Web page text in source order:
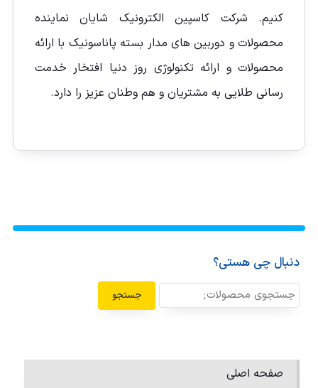
کنیم. شرکت کاسپین الکترونیک شایان نماینده
محصولات و دوربین های مدار بسته پاناسونیک با ارائه
محصولات و ارائه تکنولوژی روز دنیا افتخار خدمت
رسانی طلایی به مشتریان و هم وطنان عزیز را دارد.
دنبال چی هستی؟
جستجو
صفحه اصلی